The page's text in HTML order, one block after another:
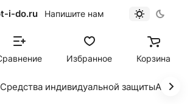
i-do.ru Напишите нам
Избранное Корзина
Средства индивидуальной защиты